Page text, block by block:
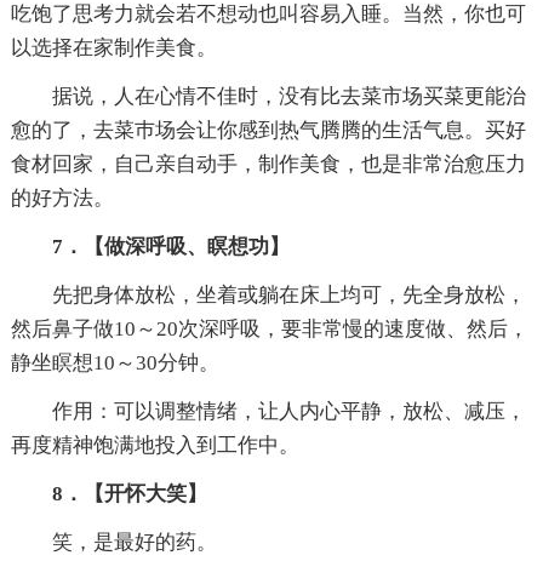
吃饱了思考力就会若不想动也叫容易入睡。当然，你也可
以选择在家制作美食。
据说，人在心情不佳时，没有比去菜市场买菜更能治
愈的了，去菜巿场会让你感到热气腾腾的生活气息。买好
食材回家，自己亲自动手，制作美食，也是非常治愈压力
的好方法。
7．【做深呼吸、瞑想功】
先把身体放松，坐着或躺在床上均可，先全身放松，
然后鼻子做10～20次深呼吸，要非常慢的速度做、然后，
静坐瞑想10～30分钟。
作用：可以调整情绪，让人内心平静，放松、减压，
再度精神饱满地投入到工作中。
8．【开怀大笑】
笑，是最好的药。